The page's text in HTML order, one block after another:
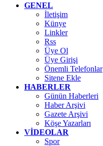
GENEL
İletişim
Künye
Linkler
Rss
Üye Ol
Üye Girişi
Önemli Telefonlar
Sitene Ekle
HABERLER
Günün Haberleri
Haber Arşivi
Gazete Arşivi
Köşe Yazarları
VİDEOLAR
Spor